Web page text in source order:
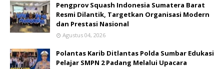
Pengprov Squash Indonesia Sumatera Barat
Resmi Dilantik, Targetkan Organisasi Modern
dan Prestasi Nasional
Agustus 04, 2026
Polantas Karib Ditlantas Polda Sumbar Edukasi
Pelajar SMPN 2 Padang Melalui Upacara